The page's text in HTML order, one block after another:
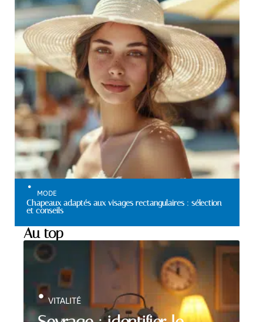
MODE
Chapeaux adaptés aux visages rectangulaires : sélection
et conseils
Au top
VITALITÉ